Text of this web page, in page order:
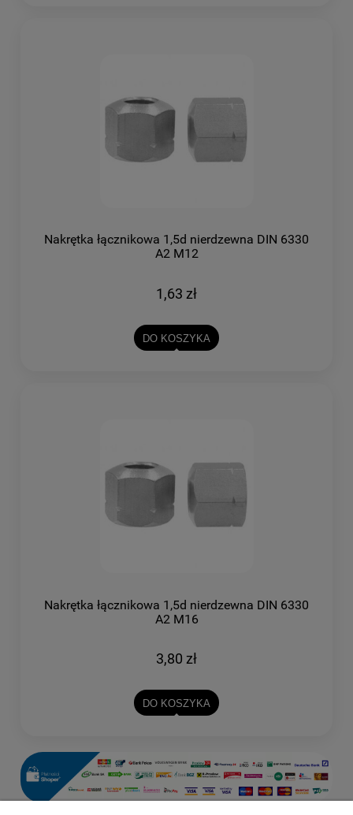
Nakrętka łącznikowa 1,5d nierdzewna DIN 6330
A2 M12
1,63 zł
DO KOSZYKA
Nakrętka łącznikowa 1,5d nierdzewna DIN 6330
A2 M16
3,80 zł
DO KOSZYKA